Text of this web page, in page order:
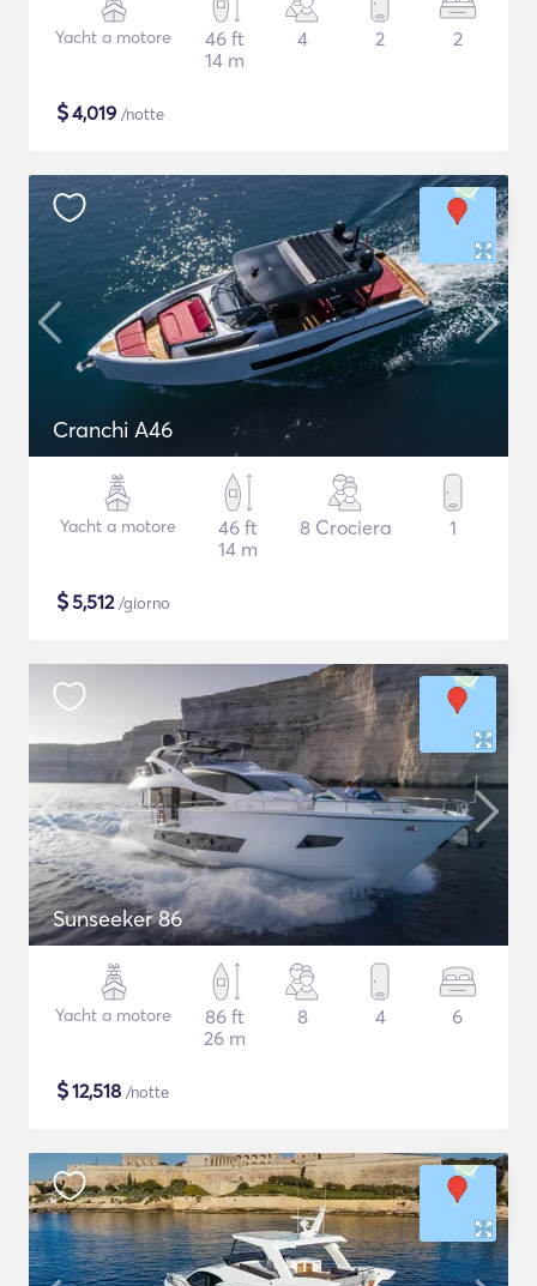
Yacht a motore
46 ft
14 m
4 2 2
$4,019 /notte
Cranchi A46
Yacht a motore
46 ft
14 m
8 Crociera 1
$5,512/giorno
Sunseeker 86
Yacht a motore
86 ft
26 m
8 4 6
$12,518 /notte